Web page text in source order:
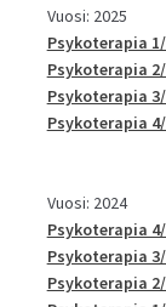
Vuosi: 2025
Psykoterapia
Psykoterapia
Psykoterapia
Psykoterapia
Vuosi: 2024
Psykoterapia
Psykoterapia
Psykoterapia